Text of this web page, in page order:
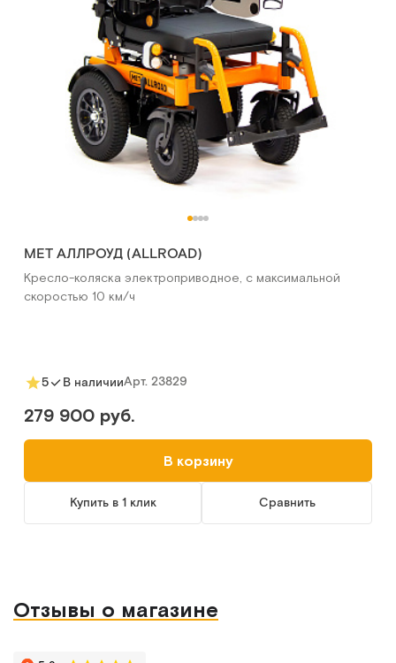
MET АЛЛРОУД (ALLROAD)
Кресло-коляска электроприводное, с максимальной
скоростью 10 км/ч
5 В наличииАрт. 23829
279 900 руб.
В корзину
Купить в 1 клик Сравнить
Отзывы о магазине